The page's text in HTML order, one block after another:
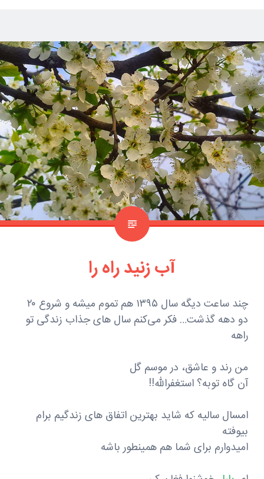
آب زنید راه را
چند ساعت دیگه سال ۱۳۹۵ هم تموم میشه و شروع ۲۰
دو دهه گذشت… فکر می‌کنم سال های جذاب زندگی تو
راهه
من رند و عاشق، در موسم گل
آن گاه توبه؟ استغفرالله!!
امسال سالیه که شاید بهترین اتفاق های زندگیم برام
بیوفته
امیدوارم برای شما هم همینطور باشه